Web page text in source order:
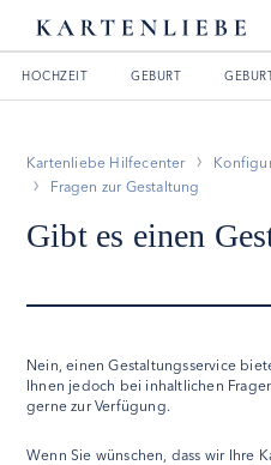
HOCHZEIT GEBURT
Kartenliebe Hilfecenter
Fragen zur Gestaltung
Gibt es einen
Nein, einen Gestaltungsservice
Ihnen jedoch bei inhaltlichen
gerne zur Verfügung.
Wenn Sie wünschen, dass wir Ihre